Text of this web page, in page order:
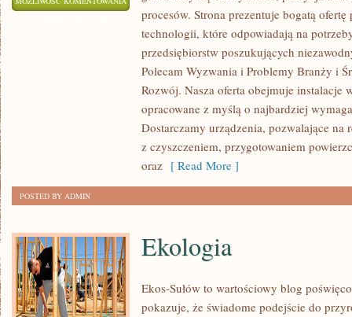
GIGANTY
ŚWIATA
procesów. Strona prezentuje bogatą ofertę
technologii, które odpowiadają na
przedsiębiorstw poszukujących
Polecam Wyzwania i Problemy Branży i
Rozwój. Nasza oferta obejmuje instalacje
opracowane z myślą o najbardziej
Dostarczamy urządzenia, pozwalające na
z czyszczeniem, przygotowaniem
oraz [ Read More ]
POSTED BY ADMIN
Ekologia
Ekos-Sułów to wartościowy blog
pokazuje, że świadome podejście do